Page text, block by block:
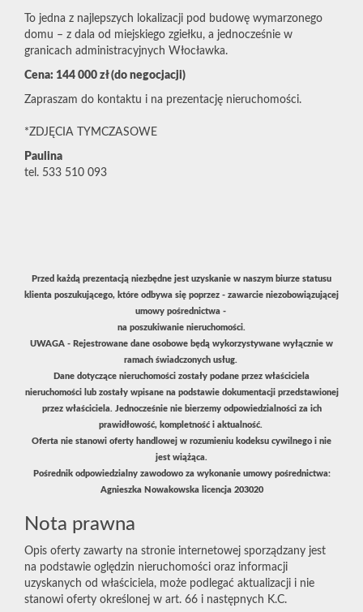
To jedna z najlepszych lokalizacji pod budowę wymarzonego
domu – z dala od miejskiego zgiełku, a jednocześnie w
granicach administracyjnych Włocławka.
Cena: 144 000 zł (do negocjacji)
Zapraszam do kontaktu i na prezentację nieruchomości.
*ZDJĘCIA TYMCZASOWE
Paulina
tel. 533 510 093
Przed każdą prezentacją niezbędne jest uzyskanie w naszym biurze statusu
klienta poszukującego, które odbywa się poprzez - zawarcie niezobowiązującej
umowy pośrednictwa -
na poszukiwanie nieruchomości.
UWAGA - Rejestrowane dane osobowe będą wykorzystywane wyłącznie w
ramach świadczonych usług.
Dane dotyczące nieruchomości zostały podane przez właściciela
nieruchomości lub zostały wpisane na podstawie dokumentacji przedstawionej
przez właściciela. Jednocześnie nie bierzemy odpowiedzialności za ich
prawidłowość, kompletność i aktualność.
Oferta nie stanowi oferty handlowej w rozumieniu kodeksu cywilnego i nie
jest wiążąca.
Pośrednik odpowiedzialny zawodowo za wykonanie umowy pośrednictwa:
Agnieszka Nowakowska licencja 203020
Nota prawna
Opis oferty zawarty na stronie internetowej sporządzany jest
na podstawie oględzin nieruchomości oraz informacji
uzyskanych od właściciela, może podlegać aktualizacji i nie
stanowi oferty określonej w art. 66 i następnych K.C.